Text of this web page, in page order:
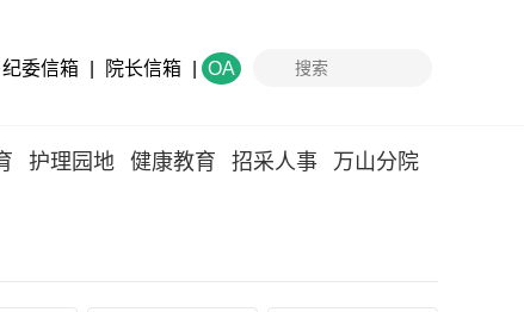
纪委信箱 院长信箱 OA
护理园地 健康教育 招采人事 万山分院